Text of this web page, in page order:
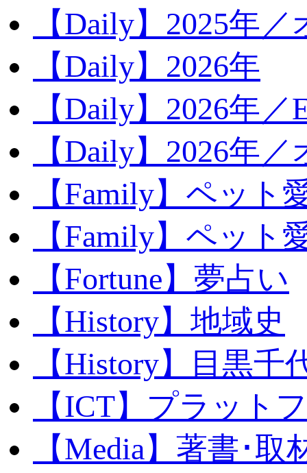
【Daily】2025年
【Daily】2026年
【Daily】2026年／
【Daily】2026年
【Family】ペット
【Family】ペット
【Fortune】夢占い
【History】地域史
【History】目黒千
【ICT】プラット
【Media】著書･取